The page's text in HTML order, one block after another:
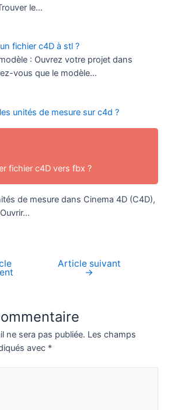
le…
fichier c4D à stl ?
: Ouvrez votre projet dans
vous que le modèle…
unités de mesure sur c4d ?
fichier c4D vers fbx ?
de mesure dans Cinema 4D (C4D),
Article suivant
→
ne sera pas publiée. Les champs
avec *